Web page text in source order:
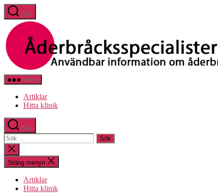
Hoppa
till
innehåll
Sök
Åderbråcksspecialisterna
Meny
Artiklar
Hitta klinik
Sök
Sök
efter:
Stäng
sökningen
Stäng menyn
Artiklar
Hitta klinik